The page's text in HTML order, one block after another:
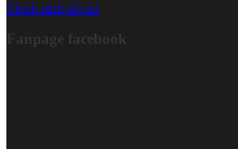
Chính sách đổi trả
Fanpage facebook